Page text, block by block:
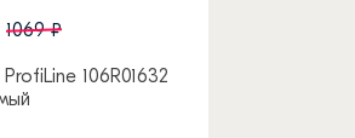
1069 ₽
106R01632